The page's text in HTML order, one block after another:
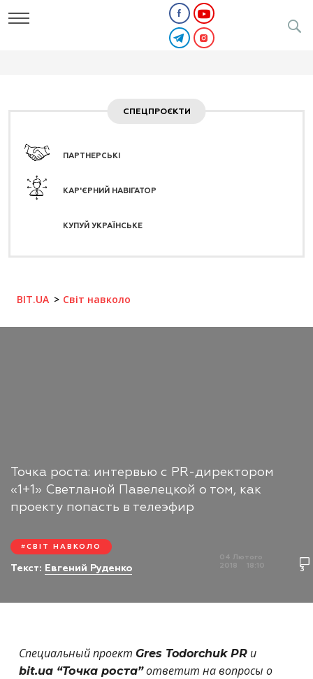
СПЕЦПРОЄКТИ
ПАРТНЕРСЬКІ
КАР'ЄРНИЙ НАВІГАТОР
КУПУЙ УКРАЇНСЬКЕ
BIT.UA Світ навколо
Точка роста: интервью с PR-директором
«1+1» Светланой Павелецкой о том, как
проекту попасть в телеэфир
СВІТ НАВКОЛО
Текст: Евгений Руденко
04 Лютого
2018
18:10 3
Специальный проект Gres Todorchuk PR и
bit.ua “Точка роста”ответит на вопросы о